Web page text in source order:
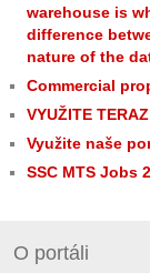
warehouse is
difference
nature of the
Commercial
VYUŽITE
Využite naše
SSC MTS Jobs
O portáli